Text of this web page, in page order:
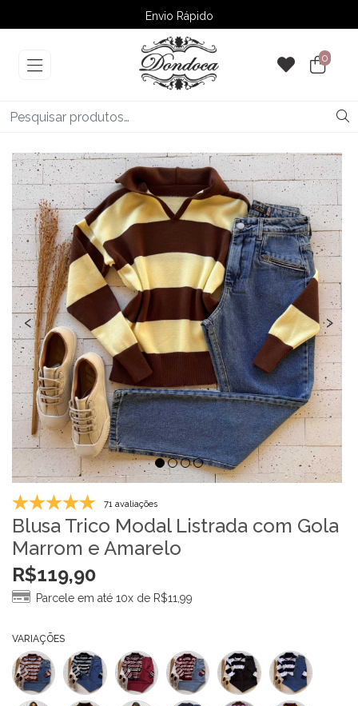
Envio Rápido
➚ Ofertas– Até 60% OFF
0
‹ ›
71 avaliações
Blusa Trico Modal Listrada com Gola
Marrom e Amarelo
R$119,90
Parcele em até 10x de R$11,99
VARIAÇÕES